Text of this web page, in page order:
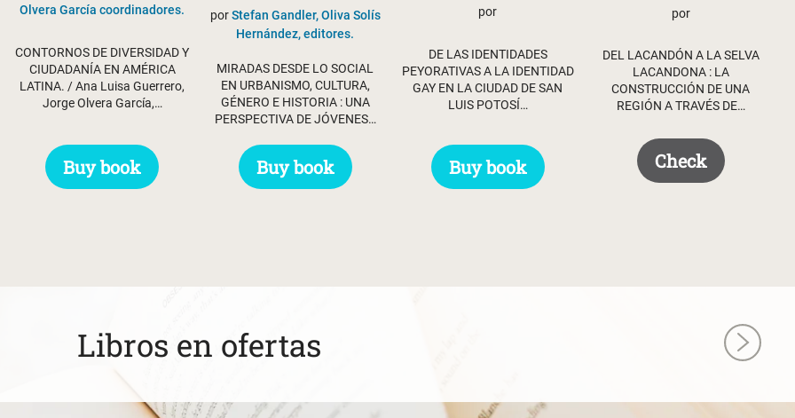
Olvera García coordinadores.
CONTORNOS DE DIVERSIDAD Y
CIUDADANÍA EN AMÉRICA
LATINA. / Ana Luisa Guerrero,
Jorge Olvera García,…
Buy book
porStefan Gandler, Oliva Solís
Hernández, editores.
MIRADAS DESDE LO SOCIAL
EN URBANISMO, CULTURA,
GÉNERO E HISTORIA : UNA
PERSPECTIVA DE JÓVENES…
Buy book
por
DE LAS IDENTIDADES
PEYORATIVAS A LA IDENTIDAD
GAY EN LA CIUDAD DE SAN
LUIS POTOSÍ…
Buy book
por
DEL LACANDÓN A LA SELVA
LACANDONA : LA
CONSTRUCCIÓN DE UNA
REGIÓN A TRAVÉS DE…
Check
Libros en ofertas